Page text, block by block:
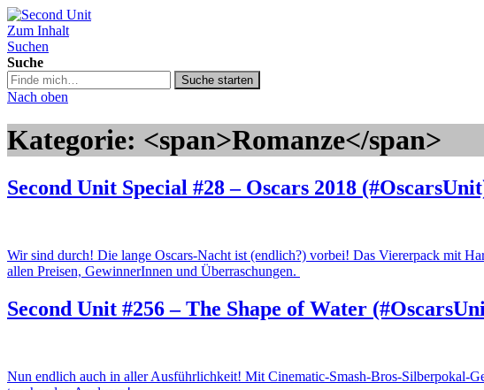
Second Unit
Zum Inhalt
Suchen
Suche
Suche
in
podcast.de/
Suche starten
Nach oben
Kategorie: <span>Romanze</span>
Second Unit Special #28 – Oscars 2018
Wir sind durch! Die lange Oscars-Nacht ist (endlich?) vorbei! Das Viererpack mit
allen Preisen, GewinnerInnen und Überraschungen.
Second Unit #256 – The Shape of Water
Nun endlich auch in aller Ausführlichkeit! Mit Cinematic-Smash-Bros-Silberpokal-